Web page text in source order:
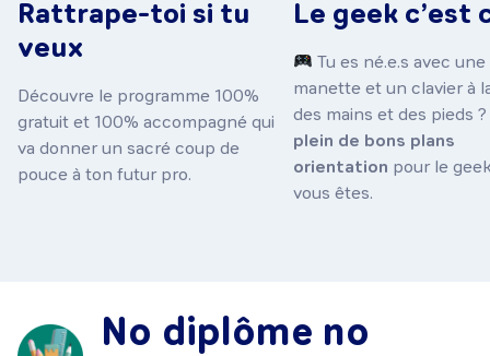
Rattrape-toi si tu
veux
Découvre le programme 100%
gratuit et 100% accompagné qui
va donner un sacré coup de
pouce à ton futur pro.
Le geek c’est
Tu es né.e.s avec une
manette et un clavier à
des mains et des pieds ?
plein de bons plans
orientation pour le
vous êtes.
No diplôme no